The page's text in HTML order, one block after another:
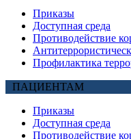
Приказы
Доступная среда
Противодействие
Профилактика
ПАЦИЕНТАМ
Приказы
Доступная среда
Противодействие